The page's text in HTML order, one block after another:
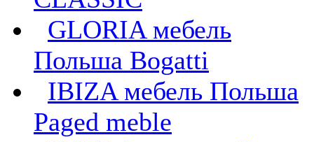
GLORIA мебель
Польша Bogatti
IBIZA мебель Польша
Paged meble